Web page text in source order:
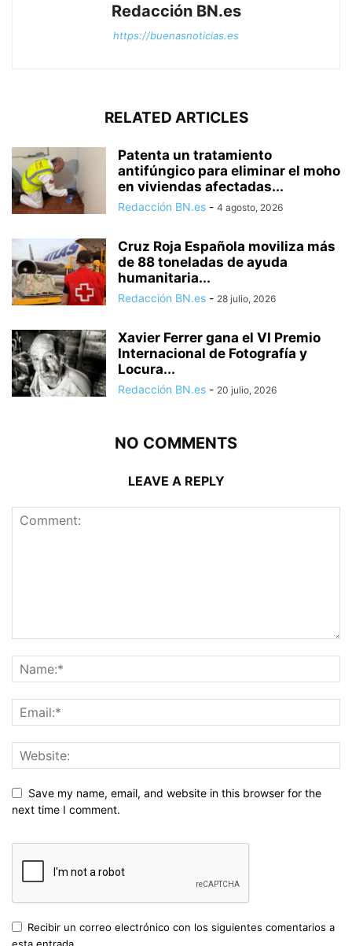
Redacción BN.es
https://buenasnoticias.es
RELATED ARTICLES
Patenta un tratamiento
antifúngico para eliminar el moho
en viviendas afectadas...
Redacción BN.es - 4 agosto, 2026
Cruz Roja Española moviliza más
de 88 toneladas de ayuda
humanitaria...
Redacción BN.es - 28 julio, 2026
Xavier Ferrer gana el VI Premio
Internacional de Fotografía y
Locura...
Redacción BN.es - 20 julio, 2026
NO COMMENTS
LEAVE A REPLY
Save my name, email, and website in this browser for the
next time I comment.
Recibir un correo electrónico con los siguientes comentarios a
esta entrada.